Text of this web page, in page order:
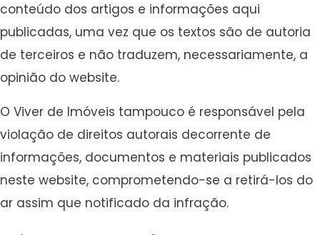
conteúdo dos artigos e informações aqui
publicadas, uma vez que os textos são de autoria
de terceiros e não traduzem, necessariamente, a
opinião do website.
O Viver de Imóveis tampouco é responsável pela
violação de direitos autorais decorrente de
informações, documentos e materiais publicados
neste website, comprometendo-se a retirá-los do
ar assim que notificado da infração.